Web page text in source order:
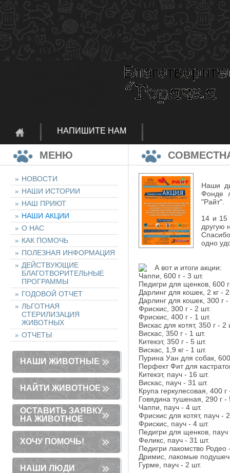
НАПИШИТЕ НАМ
МЕНЮ
НОВОСТИ
НАШИ ИСТОРИИ
НАШ ПРИЮТ
НАШИ АКЦИИ
О НАС
КАК ПОМОЧЬ
ПОЛЕЗНАЯ ИНФОРМАЦИЯ
ДЕЙСТВУЮЩИЕ
БЛАГОТВОРИТЕЛЬНЫЕ
ПРОГРАММЫ
ГОДОВОЙ ОТЧЕТ
ЛЬГОТНАЯ
СТЕРИЛИЗАЦИЯ
ЖИВОТНЫХ
ОТЧЕТЫ
НАШИ ЖИВОТНЫЕ
НАЙТИ ЖИВОТНОЕ
ОСТАВИТЬ ЗАЯВКУ
НА ЖИВОТНОЕ
ХОЧУ ПОМОЧЬ!
НАШИ ЛЮДИ
Наши
Фонде
"Райт".
14 и 15
другую
одно
А вот и итоги акции:
Чаппи, 600 г - 3 шт.
Педигри для щенков, 600
Дарлинг для кошек, 2 кг -
Дарлинг для кошек, 300 г
Фрискис, 300 г - 2 шт.
Фрискис, 400 г - 1 шт.
Вискас для котят, 350 г - 2
Вискас, 350 г - 1 шт.
Китекэт, 350 г - 5 шт.
Вискас, 1,9 кг - 1 шт.
Пурина Уан для собак,
Перфект Фит для
Китекэт, пауч - 16 шт.
Вискас, пауч - 31 шт.
Крупа геркулесовая, 400 г
Говядина тушеная, 290 г -
Чаппи, пауч - 4 шт.
Фрискис для котят, пауч -
Фрискис, пауч - 4 шт.
Педигри для щенков, пауч
Феликс, пауч - 31 шт.
Педигри лакомство Родео
Дримис, лакомые
Гурме, пауч - 2 шт.